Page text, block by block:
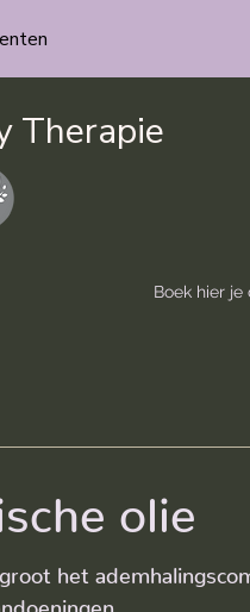
Therapie
Boek hier
olie
het